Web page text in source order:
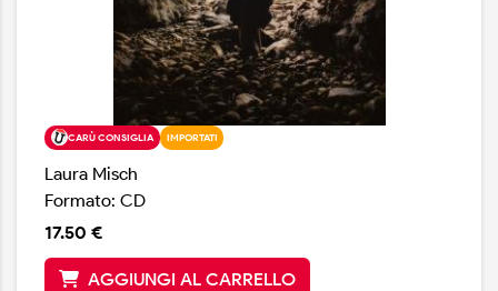
CARÙ CONSIGLIA IMPORTATI
Laura Misch
Formato: CD
17.50 €
AGGIUNGI AL CARRELLO